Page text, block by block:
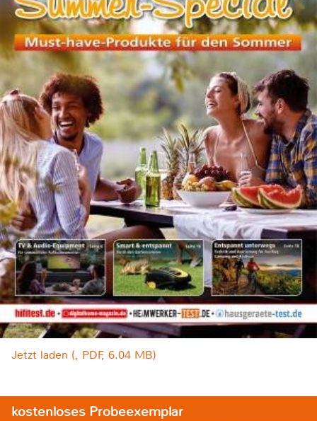
Jetzt laden (, PDF, 6.04 MB)
kostenloses Probeexemplar